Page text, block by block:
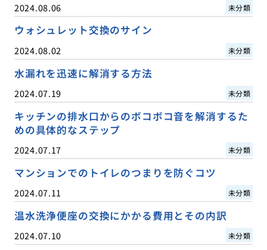
2024.08.06 未分類
ウォシュレット交換のサイン
2024.08.02 未分類
水漏れを迅速に解消する方法
2024.07.19 未分類
キッチンの排水口からのボコボコ音を解消するた
めの具体的なステップ
2024.07.17 未分類
マンションでのトイレのつまりを防ぐコツ
2024.07.11 未分類
温水洗浄便座の交換にかかる費用とその内訳
2024.07.10 未分類